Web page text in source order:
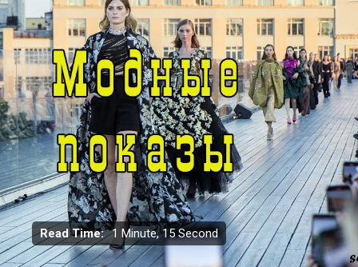
Read Time: 1 Minute, 15 Second